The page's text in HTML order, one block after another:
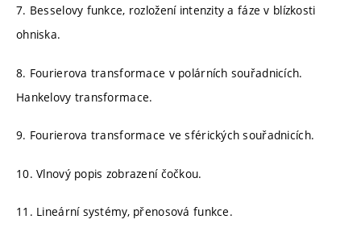
7. Besselovy funkce, rozložení intenzity a fáze v blízkosti
ohniska.
8. Fourierova transformace v polárních souřadnicích.
Hankelovy transformace.
9. Fourierova transformace ve sférických souřadnicích.
10. Vlnový popis zobrazení čočkou.
11. Lineární systémy, přenosová funkce.